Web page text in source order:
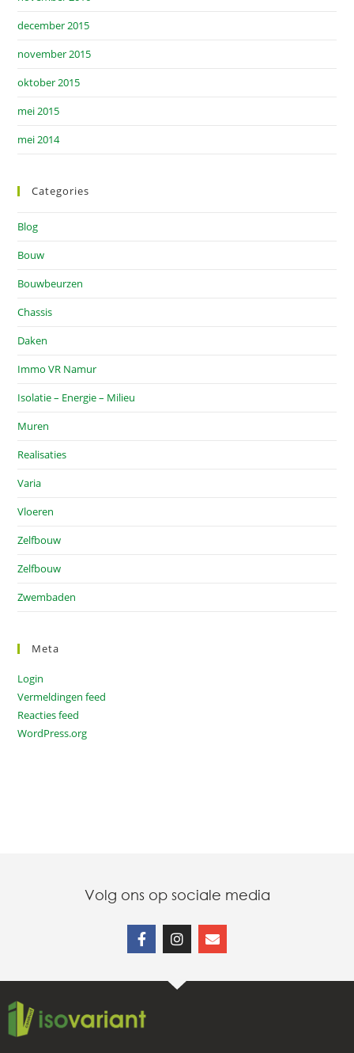
december 2015
november 2015
oktober 2015
mei 2015
mei 2014
Categories
Blog
Bouw
Bouwbeurzen
Chassis
Daken
Immo VR Namur
Isolatie – Energie – Milieu
Muren
Realisaties
Varia
Vloeren
Zelfbouw
Zelfbouw
Zwembaden
Meta
Login
Vermeldingen feed
Reacties feed
WordPress.org
Volg ons op sociale media